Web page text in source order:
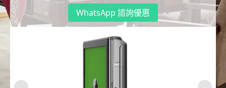
WhatsApp 諮詢優惠